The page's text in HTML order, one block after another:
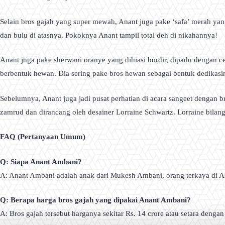
Selain bros gajah yang super mewah, Anant juga pake ‘safa’ merah
dan bulu di atasnya. Pokoknya Anant tampil total deh di nikahannya!
Anant juga pake sherwani oranye yang dihiasi bordir, dipadu dengan
berbentuk hewan. Dia sering pake bros hewan sebagai bentuk
Sebelumnya, Anant juga jadi pusat perhatian di acara sangeet
zamrud dan dirancang oleh desainer Lorraine Schwartz. Lorraine
FAQ (Pertanyaan Umum)
Q: Siapa Anant Ambani?
A: Anant Ambani adalah anak dari Mukesh Ambani, orang terkaya di
Q: Berapa harga bros gajah yang dipakai Anant Ambani?
A: Bros gajah tersebut harganya sekitar Rs. 14 crore atau setara